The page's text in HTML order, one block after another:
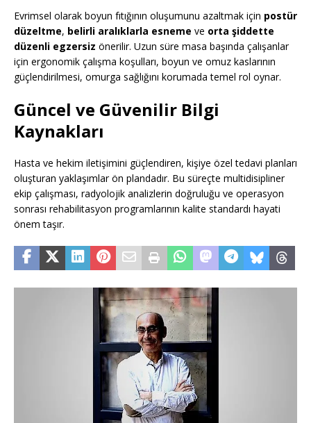
Evrimsel olarak boyun fıtığının oluşumunu azaltmak için postür
düzeltme, belirli aralıklarla esneme ve orta şiddette
düzenli egzersiz önerilir. Uzun süre masa başında çalışanlar
için ergonomik çalışma koşulları, boyun ve omuz kaslarının
güçlendirilmesi, omurga sağlığını korumada temel rol oynar.
Güncel ve Güvenilir Bilgi
Kaynakları
Hasta ve hekim iletişimini güçlendiren, kişiye özel tedavi planları
oluşturan yaklaşımlar ön plandadır. Bu süreçte multidisipliner
ekip çalışması, radyolojik analizlerin doğruluğu ve operasyon
sonrası rehabilitasyon programlarının kalite standardı hayati
önem taşır.